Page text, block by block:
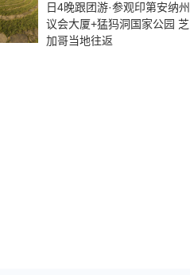
日4晚跟团游·参观印第安纳州
议会大厦+猛犸洞国家公园 芝
加哥当地往返